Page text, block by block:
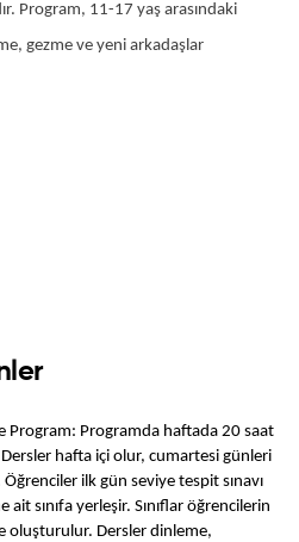
Program, 11-17 yaş arasındaki
gezme ve yeni arkadaşlar
Program: Programda haftada 20 saat
hafta içi olur, cumartesi günleri
ilk gün seviye tespit sınavı
sınıfa yerleşir. Sınıflar öğrencilerin
oluşturulur. Dersler dinleme,